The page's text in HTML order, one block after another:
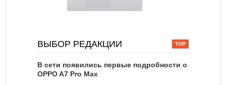
ВЫБОР РЕДАКЦИИ
В сети появились первые подробности о
OPPO A7 Pro Max